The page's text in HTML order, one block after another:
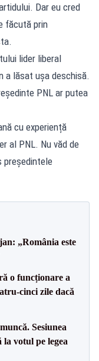
Dar eu cred
făcută prin
lider liberal
a lăsat ușa deschisă.
PNL ar putea
cu experiență
al PNL. Nu văd de
președintele
„România este
o funcționare a
cinci zile dacă
Sesiunea
votul pe legea